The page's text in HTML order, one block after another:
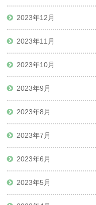
2023年12月
2023年11月
2023年10月
2023年9月
2023年8月
2023年7月
2023年6月
2023年5月